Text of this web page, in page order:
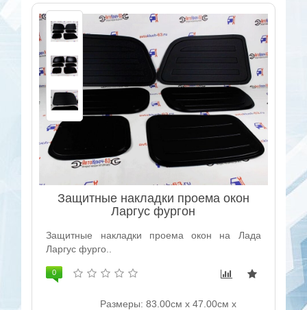
Защитные накладки проема окон
Ларгус фургон
Защитные накладки проема окон на Лада
Ларгус фурго..
0
Размеры: 83.00см x 47.00см x